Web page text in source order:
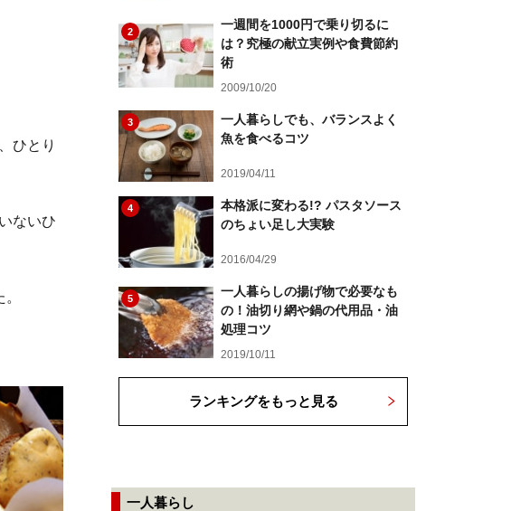
ひとり
ないひ
2
一週間を1000円で乗り切るに
は？究極の献立実例や食費節約
術
2009/10/20
3
一人暮らしでも、バランスよく
魚を食べるコツ
2019/04/11
4
本格派に変わる!? パスタソース
のちょい足し大実験
2016/04/29
5
一人暮らしの揚げ物で必要なも
の！油切り網や鍋の代用品・油
処理コツ
2019/10/11
ランキングをもっと見る
一人暮らし